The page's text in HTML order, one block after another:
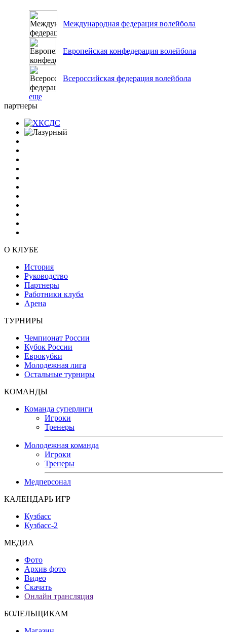
Международная федерация волейбола
Европейская конфедерация волейбола
Всероссийская федерация волейбола
еще
партнеры
О КЛУБЕ
История
Руководство
Партнеры
Работники клуба
Арена
ТУРНИРЫ
Чемпионат России
Кубок России
Еврокубки
Молодежная лига
Остальные турниры
КОМАНДЫ
Команда суперлиги
Игроки
Тренеры
Молодежная команда
Игроки
Тренеры
Медперсонал
КАЛЕНДАРЬ ИГР
Кузбасс
Кузбасс-2
МЕДИА
Фото
Архив фото
Видео
Скачать
Онлайн трансляция
БОЛЕЛЬЩИКАМ